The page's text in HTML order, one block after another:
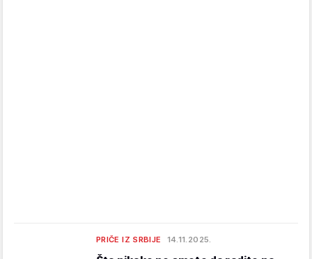
PRIČE IZ SRBIJE 14.11.2025.